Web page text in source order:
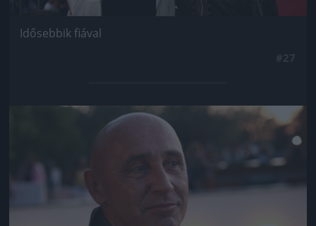
Idősebbik fiával
Jön még kép!